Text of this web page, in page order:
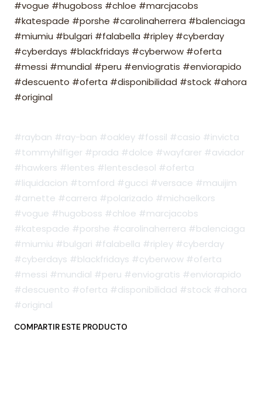
#vogue #hugoboss #chloe #marcjacobs
#katespade #porshe #carolinaherrera #balenciaga
#miumiu #bulgari #falabella #ripley #cyberday
#cyberdays #blackfridays #cyberwow #oferta
#messi #mundial #peru #enviogratis #enviorapido
#descuento #oferta #disponibilidad #stock #ahora
#original
#rayban #ray-ban #oakley #fossil #casio #invicta
#tommyhilfiger #prada #dolce #wayfarer #aviador
#hawkers #lentes #lentesdesol #oferta
#liquidacion #tomford #gucci #versace #mauijim
#arnette #carrera #polarizado #michaelkors
#vogue #hugoboss #chloe #marcjacobs
#katespade #porshe #carolinaherrera #balenciaga
#miumiu #bulgari #falabella #ripley #cyberday
#cyberdays #blackfridays #cyberwow #oferta
#messi #mundial #peru #enviogratis #enviorapido
#descuento #oferta #disponibilidad #stock #ahora
#original
COMPARTIR ESTE PRODUCTO